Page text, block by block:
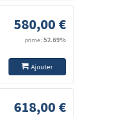
580,00 €
prime : 52.69%
Ajouter
618,00 €